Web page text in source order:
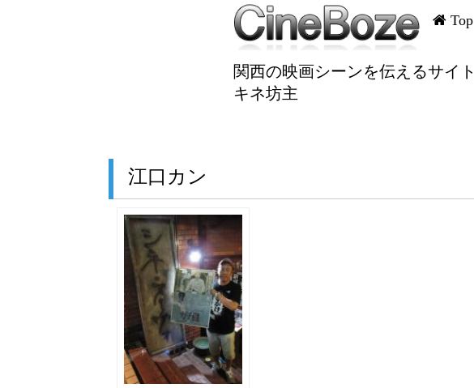
Top
関西の映画シーンを伝えるサイト
キネ坊主
江口カン